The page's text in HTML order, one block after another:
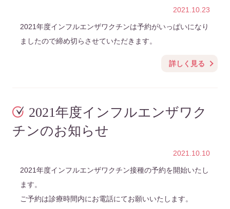
2021.10.23
2021年度インフルエンザワクチンは予約がいっぱいになり
ましたので締め切らさせていただきます。
詳しく見る
2021年度インフルエンザワク
チンのお知らせ
2021.10.10
2021年度インフルエンザワクチン接種の予約を開始いたし
ます。
ご予約は診療時間内にお電話にてお願いいたします。